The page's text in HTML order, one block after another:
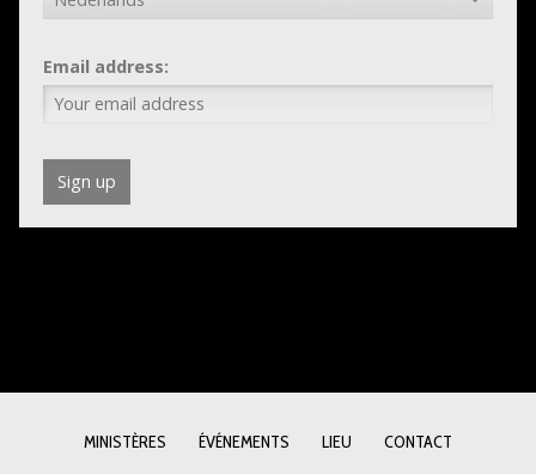
Email address:
MINISTÈRES ÉVÉNEMENTS LIEU CONTACT